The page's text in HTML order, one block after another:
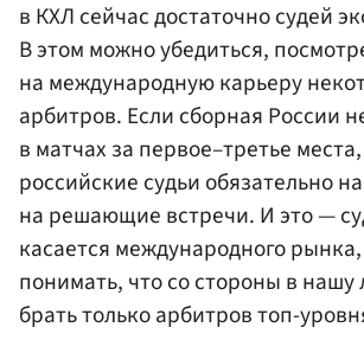
в КХЛ сейчас достаточно судей
В этом можно убедиться,
на международную карьеру
арбитров. Если сборная России
в матчах за первое–третье
российские судьи обязательно
на решающие встречи. И это —
касается международного
понимать, что со стороны в нашу
брать только арбитров топ-